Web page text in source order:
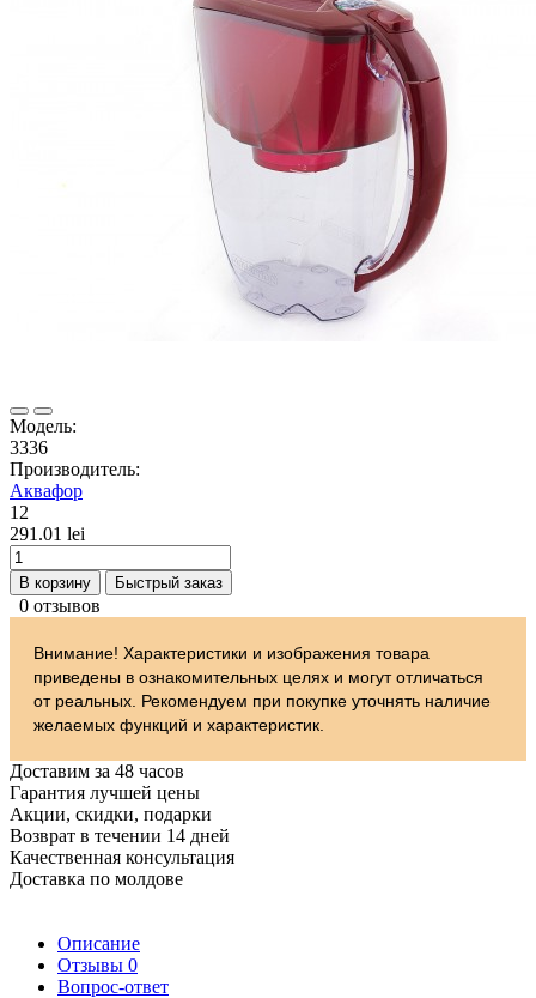
Модель:
3336
Производитель:
Аквафор
12
291.01 lei
В корзину Быстрый заказ
0 отзывов
Внимание! Характеристики и изображения товара
приведены в ознакомительных целях и могут отличаться
от реальных. Рекомендуем при покупке уточнять наличие
желаемых функций и характеристик.
Доставим за 48 часов
Гарантия лучшей цены
Акции, скидки, подарки
Возврат в течении 14 дней
Качественная консультация
Доставка по молдове
Описание
Отзывы 0
Вопрос-ответ